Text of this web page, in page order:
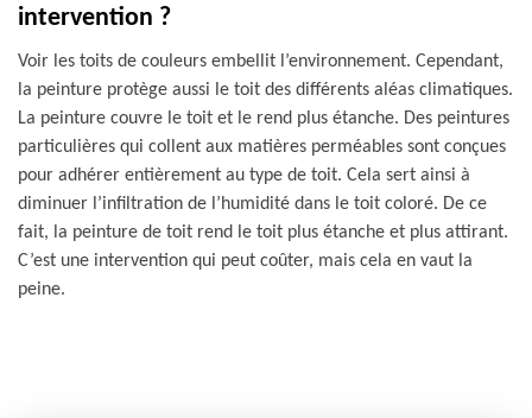
intervention ?
Voir les toits de couleurs embellit l’environnement. Cependant,
la peinture protège aussi le toit des différents aléas climatiques.
La peinture couvre le toit et le rend plus étanche. Des peintures
particulières qui collent aux matières perméables sont conçues
pour adhérer entièrement au type de toit. Cela sert ainsi à
diminuer l’infiltration de l’humidité dans le toit coloré. De ce
fait, la peinture de toit rend le toit plus étanche et plus attirant.
C’est une intervention qui peut coûter, mais cela en vaut la
peine.